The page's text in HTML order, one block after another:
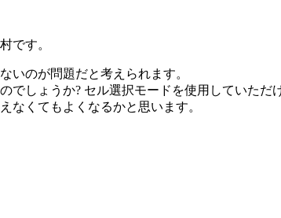
です。
いのが問題だと考えられます。
でしょうか? セル選択モードを使用していた
なくてもよくなるかと思います。